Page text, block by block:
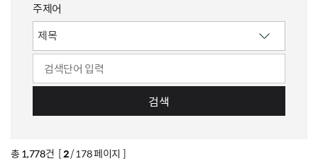
주제어
검색
총 1,778건 [2/ 178 페이지 ]